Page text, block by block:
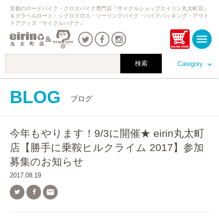
Category
京都のロードバイク・クロスバイク専門店『サイクルショップエイリン丸太町店』
＆グラベルロード・シクロクロス・ツーリングバイク・バイクパッキング・アウト
ドアグッズ『サイクルハテナ』
BLOG ブログ
今年もやります！9/3に開催★ eirin丸太町
店【勝手に乗鞍ヒルクライム 2017】参加
募集のお知らせ
2017.08.19
